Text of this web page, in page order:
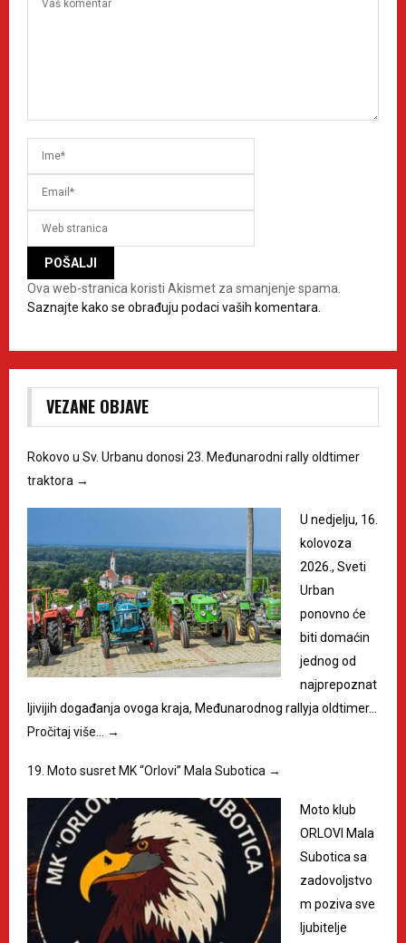
Ova web-stranica koristi Akismet za smanjenje spama.
Saznajte kako se obrađuju podaci vaših komentara.
VEZANE OBJAVE
Rokovo u Sv. Urbanu donosi 23. Međunarodni rally oldtimer
traktora →
U nedjelju, 16.
kolovoza
2026., Sveti
Urban
ponovno će
biti domaćin
jednog od
najprepoznat
ljivijih događanja ovoga kraja, Međunarodnog rallyja oldtimer…
Pročitaj više…
→
19. Moto susret MK “Orlovi” Mala Subotica →
Moto klub
ORLOVI Mala
Subotica sa
zadovoljstvo
m poziva sve
ljubitelje